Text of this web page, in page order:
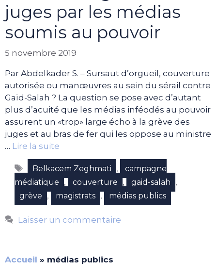
juges par les médias
soumis au pouvoir
5 novembre 2019
Par Abdelkader S. – Sursaut d’orgueil, couverture
autorisée ou manœuvres au sein du sérail contre
Gaïd-Salah ? La question se pose avec d’autant
plus d’acuité que les médias inféodés au pouvoir
assurent un «trop» large écho à la grève des
juges et au bras de fer qui les oppose au ministre
… Lire la suite
Étiquettes
Belkacem Zeghmati ,
campagne
médiatique
, couverture , gaid-salah ,
grève , magistrats , médias publics
Laisser un commentaire
Accueil » médias publics